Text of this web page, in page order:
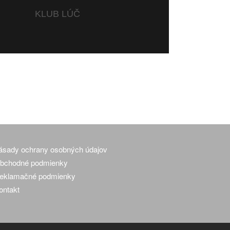
KLUB LÚČ
ochrany osobných údajov
podmienky
podmienky